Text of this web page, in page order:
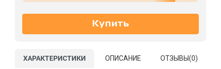
ХАРАКТЕРИСТИКИ ОПИСАНИЕ ОТЗЫВЫ(0)